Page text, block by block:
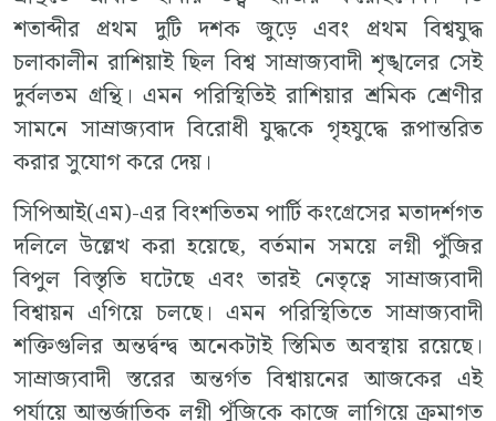
শতাব্দীর প্রথম দুটি দশক জুড়ে এবং প্রথম বিশ্বযুদ্ধ
চলাকালীন রাশিয়াই ছিল বিশ্ব সাম্রাজ্যবাদী শৃঙ্খলের সেই
দুর্বলতম গ্রন্থি। এমন পরিস্থিতিই রাশিয়ার শ্রমিক শ্রেণীর
সামনে সাম্রাজ্যবাদ বিরোধী যুদ্ধকে গৃহযুদ্ধে রূপান্তরিত
করার সুযোগ করে দেয়।
সিপিআই(এম)-এর বিংশতিতম পার্টি কংগ্রেসের মতাদর্শগত
দলিলে উল্লেখ করা হয়েছে, বর্তমান সময়ে লগ্নী পুঁজির
বিপুল বিস্তৃতি ঘটেছে এবং তারই নেতৃত্বে সাম্রাজ্যবাদী
বিশ্বায়ন এগিয়ে চলছে। এমন পরিস্থিতিতে সাম্রাজ্যবাদী
শক্তিগুলির অন্তর্দ্বন্দ্ব অনেকটাই স্তিমিত অবস্থায় রয়েছে।
সাম্রাজ্যবাদী স্তরের অন্তর্গত বিশ্বায়নের আজকের এই
পর্যায়ে আন্তর্জাতিক লগ্নী পুঁজিকে কাজে লাগিয়ে ক্রমাগত